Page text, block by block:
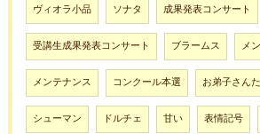
ヴィオラ小品 ソナタ 成果発表コンサート
受講生成果発表コンサート ブラームス メ
メンテナンス コンクール本選 お弟子さん
シューマン ドルチェ 甘い 表情記号